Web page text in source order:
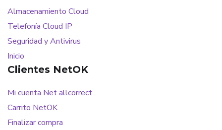
Almacenamiento Cloud
Telefonía Cloud IP
Seguridad y Antivirus
Inicio
Clientes NetOK
Mi cuenta Net allcorrect
Carrito NetOK
Finalizar compra